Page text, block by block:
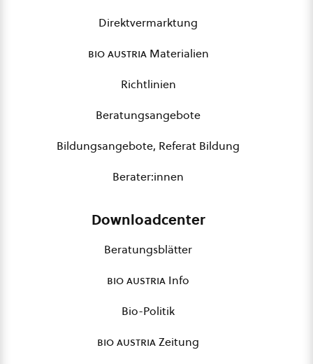
Direktvermarktung
bio austriaMaterialien
Richtlinien
Beratungsangebote
Bildungsangebote, Referat Bildung
Berater:innen
Downloadcenter
Beratungsblätter
bio austria Info
Bio-Politik
bio austriaZeitung